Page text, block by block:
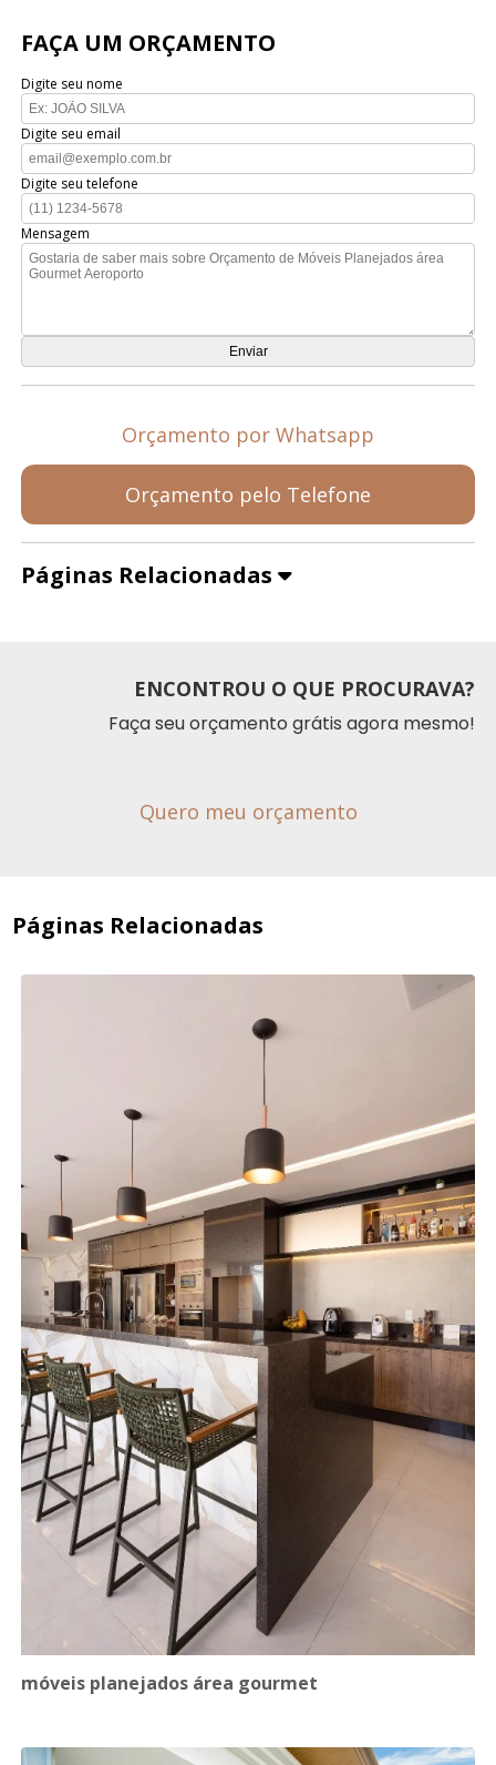
FAÇA UM ORÇAMENTO
Digite seu nome
Digite seu email
Digite seu telefone
Mensagem
Orçamento por Whatsapp
Orçamento pelo Telefone
Páginas Relacionadas
ENCONTROU O QUE PROCURAVA?
Faça seu orçamento grátis agora mesmo!
Quero meu orçamento
Páginas Relacionadas
móveis planejados área gourmet